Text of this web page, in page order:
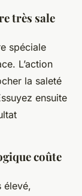
très sale
spéciale
L’action
la saleté
ensuite
coûte
élevé,